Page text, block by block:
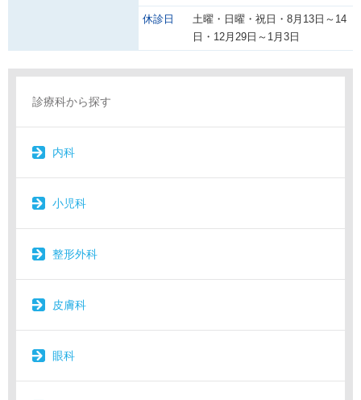
休診日
土曜・日曜・祝日・8月13日～14
日・12月29日～1月3日
診療科から探す
内科
小児科
整形外科
皮膚科
眼科